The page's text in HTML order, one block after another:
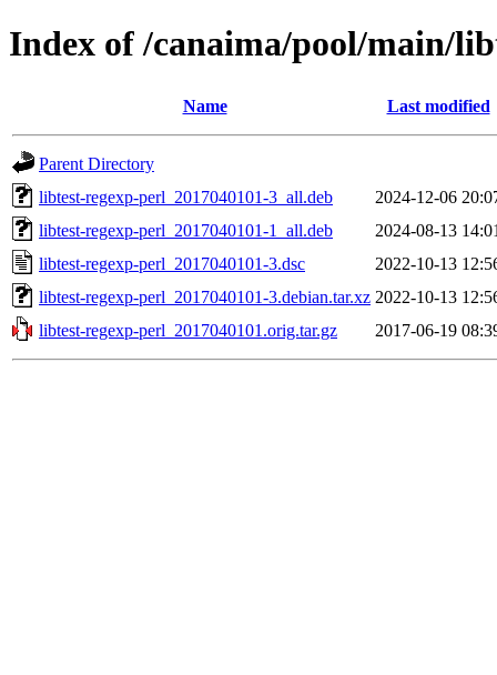
Index of /canaima/pool/main/
Name Last modified
Parent Directory
libtest-regexp-perl_2017040101-3_all.deb
2024-12-06
libtest-regexp-perl_2017040101-1_all.deb
2024-08-13
libtest-regexp-perl_2017040101-3.dsc
2022-10-13
libtest-regexp-perl_2017040101-3.debian.tar.xz 2022-10-13
libtest-regexp-perl_2017040101.orig.tar.gz
2017-06-19